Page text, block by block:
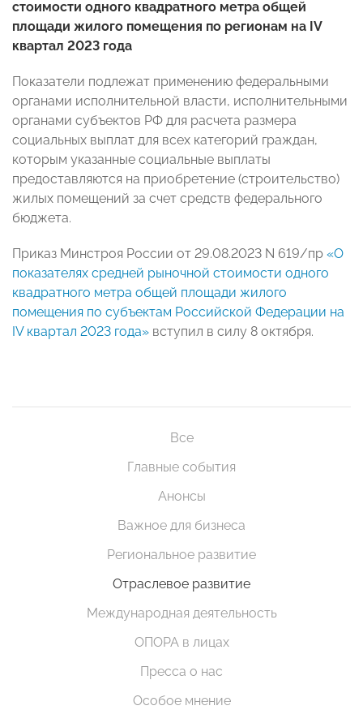
стоимости одного квадратного метра общей
площади жилого помещения по регионам на IV
квартал 2023 года
Показатели подлежат применению федеральными
органами исполнительной власти, исполнительными
органами субъектов РФ для расчета размера
социальных выплат для всех категорий граждан,
которым указанные социальные выплаты
предоставляются на приобретение (строительство)
жилых помещений за счет средств федерального
бюджета.
Приказ Минстроя России от 29.08.2023 N 619/пр «О
показателях средней рыночной стоимости одного
квадратного метра общей площади жилого
помещения по субъектам Российской Федерации на
IV квартал 2023 года» вступил в силу 8 октября.
Все
Главные события
Анонсы
Важное для бизнеса
Региональное развитие
Отраслевое развитие
Международная деятельность
ОПОРА в лицах
Пресса о нас
Особое мнение